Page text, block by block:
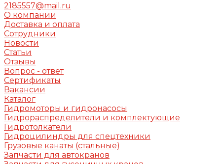
2185557@mail.ru
О компании
Доставка и оплата
Сотрудники
Новости
Статьи
Отзывы
Вопрос - ответ
Сертификаты
Вакансии
Каталог
Гидромоторы и гидронасосы
Гидрораспределители и комплектующие
Гидротолкатели
Гидроцилиндры для спецтехники
Грузовые канаты (стальные)
Запчасти для автокранов